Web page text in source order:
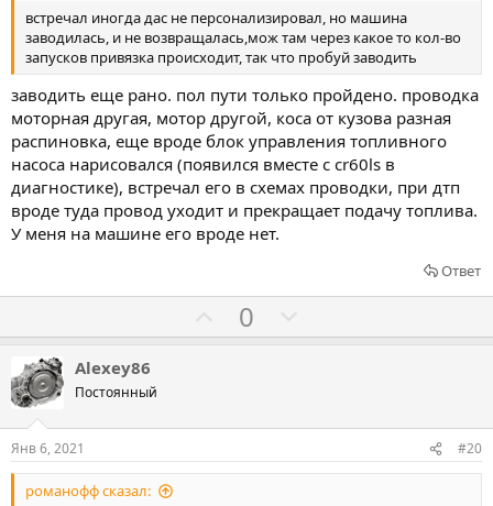
т
ь
з
а
т
ь
п
р
о
т
и
в
встречал иногда дас не персонализировал, но машина
заводилась, и не возвращалась,мож там через какое то кол-во
запусков привязка происходит, так что пробуй заводить
заводить еще рано. пол пути только пройдено. проводка
моторная другая, мотор другой, коса от кузова разная
распиновка, еще вроде блок управления топливного
насоса нарисовался (появился вместе с cr60ls в
диагностике), встречал его в схемах проводки, при дтп
вроде туда провод уходит и прекращает подачу топлива.
У меня на машине его вроде нет.
Ответ
о
с
в
0
о
с
в
Alexey86
Постоянный
Янв 6, 2021 #20
романофф сказал: